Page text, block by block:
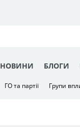
НОВИНИ БЛОГИ
ГО та партії Групи